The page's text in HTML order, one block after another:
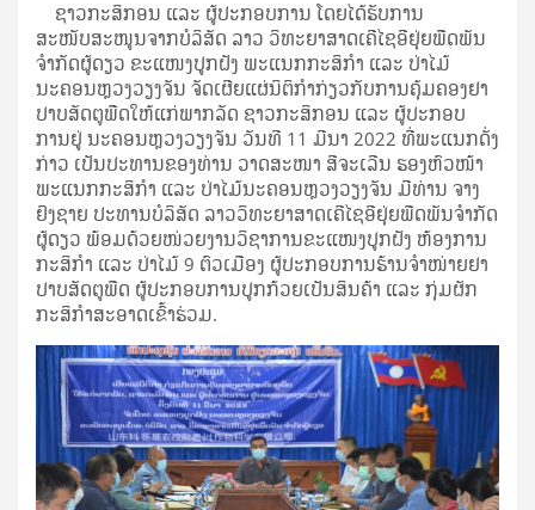
ຊາວກະສິກອນ ແລະ ຜູ້ປະກອບການ ໂດຍໄດ້ຮັບການ
ສະໜັບສະໜູນຈາກບໍລິສັດ ລາວ ວິທະຍາສາດເຄີໄຊອີຢຸ່ຍພືດພັນ
ຈໍາກັດຜູ້ດຽວ ຂະແໜງປູກຝັງ ພະແນກກະສິກໍາ ແລະ ປ່າໄມ້
ນະຄອນຫຼວງວຽງຈັນ ຈັດເຜີຍແຜ່ນິຕິກໍາກ່ຽວກັບການຄຸ້ມຄອງຢາ
ປາບສັດຕູພືດໃຫ້ແກ່ພາກລັດ ຊາວກະສິກອນ ແລະ ຜູ້ປະກອບ
ການຢູ່ ນະຄອນຫຼວງວຽງຈັນ ວັນທີ 11 ມີນາ 2022 ທີ່ພະແນກດັ່ງ
ກ່າວ ເປັນປະທານຂອງທ່ານ ວາດສະໜາ ສີຈະເລີນ ຮອງຫົວໜ້າ
ພະແນກກະສິກໍາ ແລະ ປ່າໄມ້ນະຄອນຫຼວງວຽງຈັນ ມີທ່ານ ຈາງ
ຢິງຊາຍ ປະທານບໍລິສັດ ລາວວິທະຍາສາດເຄີໄຊອີຢຸ່ຍພືດພັນຈໍາກັດ
ຜູ້ດຽວ ພ້ອມດ້ວຍໜ່ວຍງານວິຊາການຂະແໜງປູກຝັງ ຫ້ອງການ
ກະສິກໍາ ແລະ ປ່າໄມ້ 9 ຕົວເມືອງ ຜູ້ປະກອບການຮ້ານຈໍາໜ່າຍຢາ
ປາບສັດຕູພືດ ຜູ້ປະກອບການປູກກ້ວຍເປັນສິນຄ້າ ແລະ ກຸ່ມຜັກ
ກະສິກໍາສະອາດເຂົ້າຮ່ວມ.